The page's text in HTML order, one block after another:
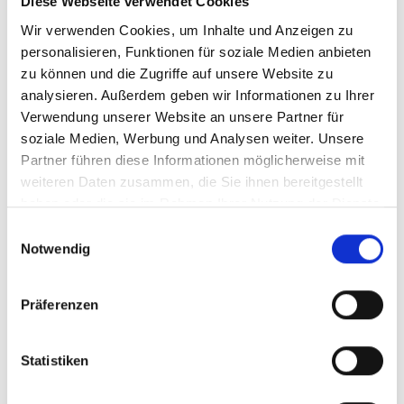
Wir verwenden Cookies, um Inhalte und Anzeigen zu
personalisieren, Funktionen für soziale Medien anbieten
zu können und die Zugriffe auf unsere Website zu
analysieren. Außerdem geben wir Informationen zu Ihrer
Verwendung unserer Website an unsere Partner für
soziale Medien, Werbung und Analysen weiter. Unsere
Partner führen diese Informationen möglicherweise mit
weiteren Daten zusammen, die Sie ihnen bereitgestellt
haben oder die sie im Rahmen Ihrer Nutzung der Dienste
Notwendig
Präferenzen
Statistiken
Vorherige
Kolumbien: Sauberes Wasser aus dem Internat